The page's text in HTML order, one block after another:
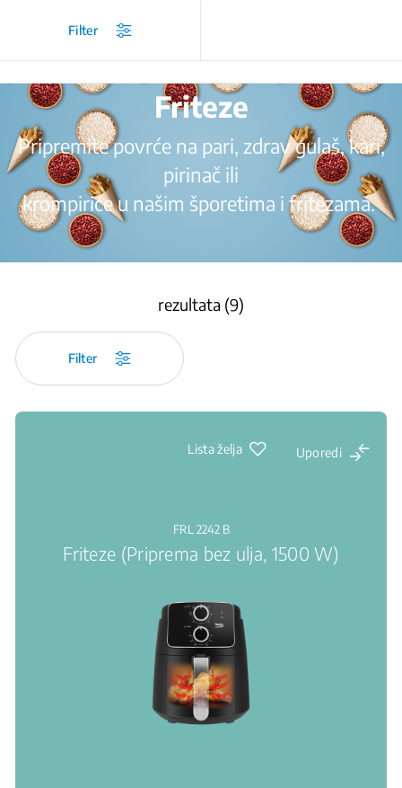
Friteze
Pripremite povrće na pari, zdrav gulaš, kari,
pirinač ili
krompiriće u našim šporetima i fritezama.
rezultata (9)
Filter
Lista želja Uporedi
FRL 2242 B
Friteze (Priprema bez ulja, 1500 W)
Filter